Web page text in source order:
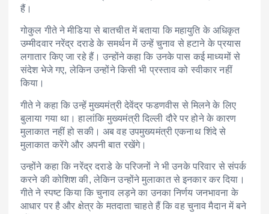
हैं।
गोकुल गीते ने मीडिया से बातचीत में बताया कि महायुति के अधिकृत
उम्मीदवार नरेंद्र दराडे के समर्थन में उन्हें चुनाव से हटाने के प्रयास
लगातार किए जा रहे हैं। उन्होंने कहा कि उनके पास कई माध्यमों से
संदेश भेजे गए, लेकिन उन्होंने किसी भी प्रस्ताव को स्वीकार नहीं
किया।
गीते ने कहा कि उन्हें मुख्यमंत्री देवेंद्र फडणवीस से मिलने के लिए
बुलाया गया था। हालांकि मुख्यमंत्री दिल्ली दौरे पर होने के कारण
मुलाकात नहीं हो सकी। अब वह उपमुख्यमंत्री एकनाथ शिंदे से
मुलाकात करेंगे और अपनी बात रखेंगे।
उन्होंने कहा कि नरेंद्र दराडे के परिजनों ने भी उनके परिवार से संपर्क
करने की कोशिश की, लेकिन उन्होंने मुलाकात से इनकार कर दिया।
गीते ने स्पष्ट किया कि चुनाव लड़ने का उनका निर्णय जनभावना के
आधार पर है और क्षेत्र के मतदाता चाहते हैं कि वह चुनाव मैदान में बने